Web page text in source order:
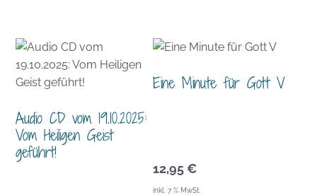
Audio CD vom 19.10.2025:
Vom Heiligen Geist
geführt!
Eine Minute für Gott V
12,95 €
inkl. 7 % MwSt.